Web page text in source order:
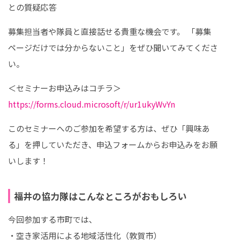
との質疑応答
募集担当者や隊員と直接話せる貴重な機会です。 「募集
ページだけでは分からないこと」をぜひ聞いてみてくださ
い。
https://forms.cloud.microsoft/r/ur1ukyWvYn
このセミナーへのご参加を希望する方は、ぜひ「興味あ
る」を押していただき、申込フォームからお申込みをお願
いします！
福井の協力隊はこんなところがおもしろい
今回参加する市町では、
・空き家活用による地域活性化（敦賀市）